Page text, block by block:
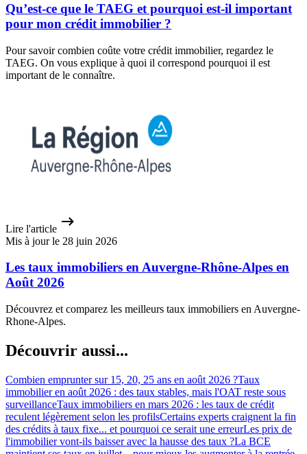
Qu’est-ce que le TAEG et pourquoi est-il important
pour mon crédit immobilier ?
Pour savoir combien coûte votre crédit immobilier, regardez le
TAEG. On vous explique à quoi il correspond pourquoi il est
important de le connaître.
Lire l'article
Mis à jour le 28 juin 2026
Les taux immobiliers en Auvergne-Rhône-Alpes en
Août 2026
Découvrez et comparez les meilleurs taux immobiliers en Auvergne-
Rhone-Alpes.
Découvrir aussi...
Combien emprunter sur 15, 20, 25 ans en août 2026 ?Taux
immobilier en août 2026 : des taux stables, mais l'OAT reste sous
surveillanceTaux immobiliers en mars 2026 : les taux de crédit
reculent légèrement selon les profilsCertains experts craignent la fin
des crédits à taux fixe... et pourquoi ce serait une erreurLes prix de
l'immobilier vont-ils baisser avec la hausse des taux ?La BCE